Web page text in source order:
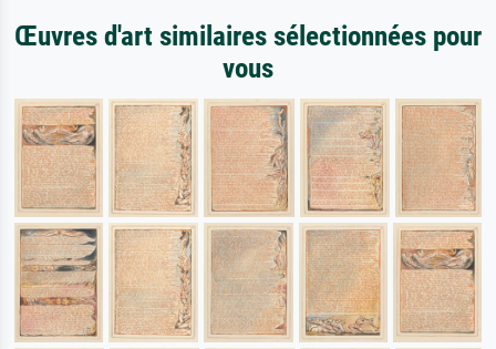
Œuvres d'art similaires sélectionnées pour
vous